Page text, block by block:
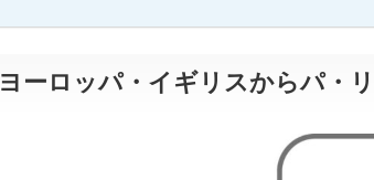
ヨーロッパ・イギリスからパ・